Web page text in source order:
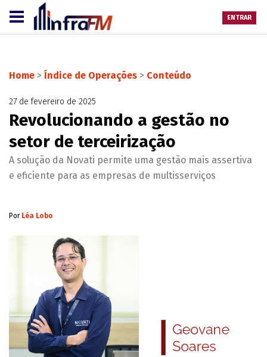
ENTRAR
Home > Índice de Operações > Conteúdo
27 de fevereiro de 2025
Revolucionando a gestão no
setor de terceirização
A solução da Novati permite uma gestão mais assertiva
e eficiente para as empresas de multisserviços
Por Léa Lobo